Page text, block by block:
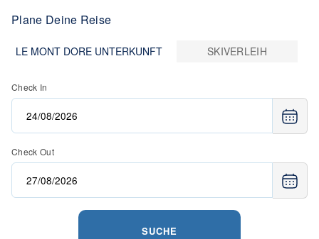
Plane Deine Reise
LE MONT DORE UNTERKUNFT SKIVERLEIH
Check In
Check Out
SUCHE